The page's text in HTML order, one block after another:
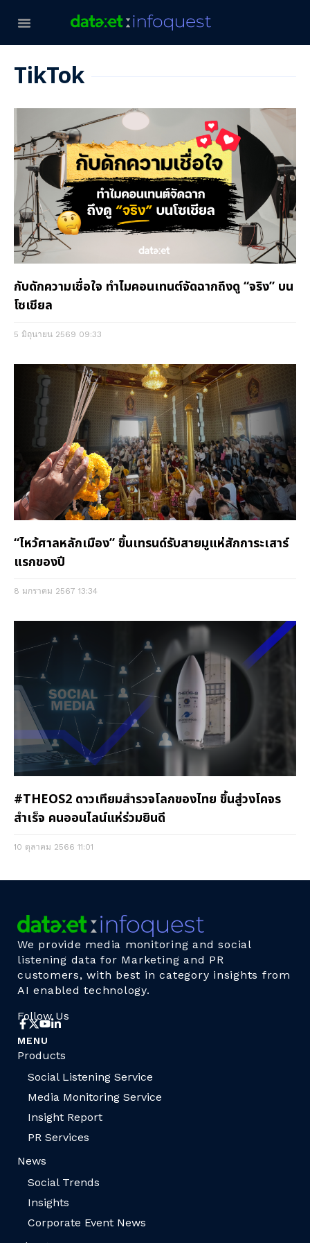
TikTok
กับดักความเชื่อใจ ทำไมคอนเทนต์จัดฉากถึงดู “จริง” บน
โซเชียล
5 มิถุนายน 2569 09:33
“ไหว้ศาลหลักเมือง” ขึ้นเทรนด์รับสายมูแห่สักการะเสาร์
แรกของปี
8 มกราคม 2567 13:34
#THEOS2 ดาวเทียมสำรวจโลกของไทย ขึ้นสู่วงโคจร
สำเร็จ คนออนไลน์แห่ร่วมยินดี
10 ตุลาคม 2566 11:01
We provide media monitoring and social
listening data for Marketing and PR
customers, with best in category insights from
AI enabled technology.
Follow Us
MENU
Products
Social Listening Service
Media Monitoring Service
Insight Report
PR Services
News
Social Trends
Insights
Corporate Event News